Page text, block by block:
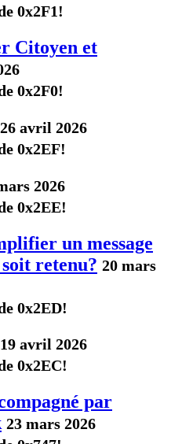
0x2F1!
Citoyen et
0x2F0!
26 avril 2026
0x2EF!
2026
0x2EE!
un message
retenu? 20 mars
0x2ED!
19 avril 2026
0x2EC!
par
23 mars 2026